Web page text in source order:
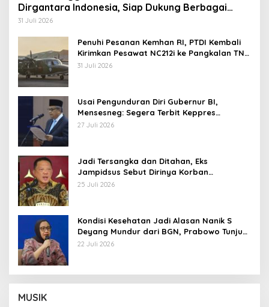
Dirgantara Indonesia, Siap Dukung Berbagai
Operasi TNI
31 Juli 2026
Penuhi Pesanan Kemhan RI, PTDI Kembali
Kirimkan Pesawat NC212i ke Pangkalan TNI
AU
31 Juli 2026
Usai Pengunduran Diri Gubernur BI,
Mensesneg: Segera Terbit Keppres
Pemberhentian dengan Hormat
27 Juli 2026
Jadi Tersangka dan Ditahan, Eks
Jampidsus Sebut Dirinya Korban
Kriminalisasi
25 Juli 2026
Kondisi Kesehatan Jadi Alasan Nanik S
Deyang Mundur dari BGN, Prabowo Tunjuk
Wamentan Sudaryono
22 Juli 2026
MUSIK